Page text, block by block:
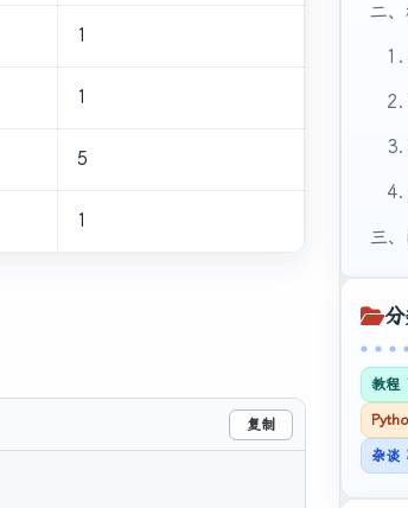
1
1
5
1
复制
二
2.
3.
4.
三
2.
四
1.
2.
教程
杂谈